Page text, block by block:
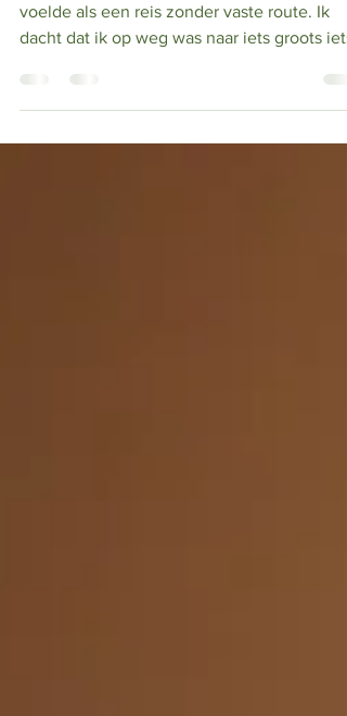
Verdwaald in het Labyrint Het afgelopen
voelde als een reis zonder vaste route. Ik
dacht dat ik op weg was naar iets groots